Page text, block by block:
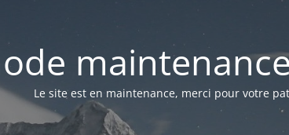
Le site est en maintenance, merci pour votre